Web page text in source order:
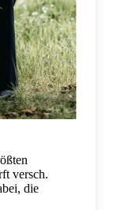
versch.
die